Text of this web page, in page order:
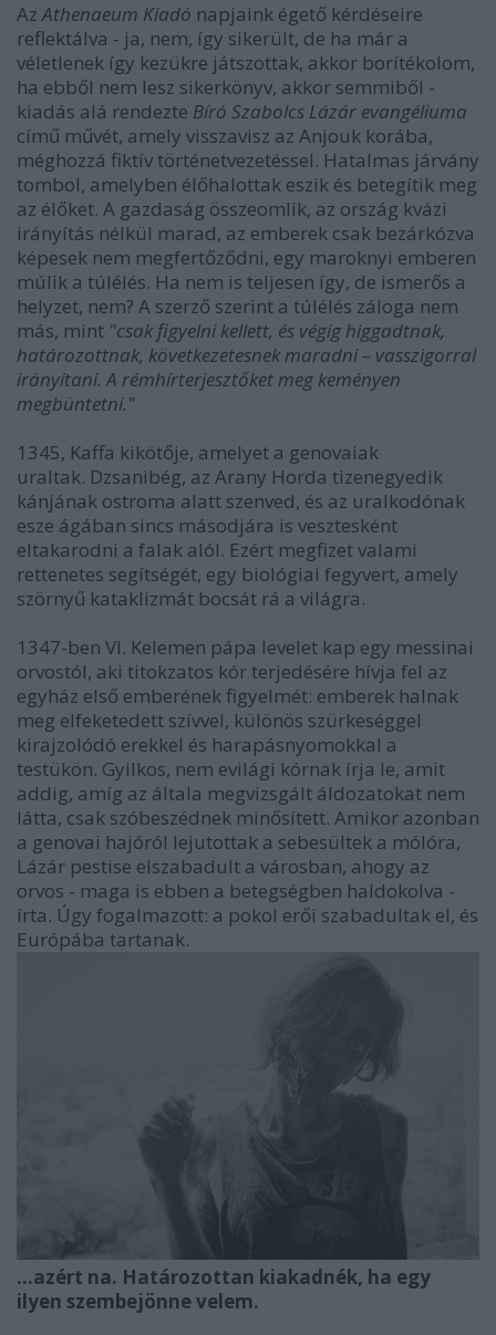
AzAthenaeum Kiadó napjaink égető kérdéseire
reflektálva - ja, nem, így sikerült, de ha már a
véletlenek így kezükre játszottak, akkor borítékolom,
ha ebből nem lesz sikerkönyv, akkor semmiből -
kiadás alá rendezte Bíró Szabolcs Lázár evangéliuma
című művét, amely visszavisz az Anjouk korába,
méghozzá fiktív történetvezetéssel. Hatalmas járvány
tombol, amelyben élőhalottak eszik és betegítik meg
az élőket. A gazdaság összeomlik, az ország kvázi
irányítás nélkül marad, az emberek csak bezárkózva
képesek nem megfertőződni, egy maroknyi emberen
múlik a túlélés. Ha nem is teljesen így, de ismerős a
helyzet, nem? A szerző szerint a túlélés záloga nem
más, mint "csak figyelni kellett, és végig higgadtnak,
határozottnak, következetesnek maradni – vasszigorral
irányítani. A rémhírterjesztőket meg keményen
megbüntetni."
1345, Kaffa kikötője, amelyet a genovaiak
uraltak. Dzsanibég, az Arany Horda tizenegyedik
kánjának ostroma alatt szenved, és az uralkodónak
esze ágában sincs másodjára is vesztesként
eltakarodni a falak alól. Ezért megfizet valami
rettenetes segítségét, egy biológiai fegyvert, amely
szörnyű kataklizmát bocsát rá a világra.
1347-ben VI. Kelemen pápa levelet kap egy messinai
orvostól, aki titokzatos kór terjedésére hívja fel az
egyház első emberének figyelmét: emberek halnak
meg elfeketedett szívvel, különös szürkeséggel
kirajzolódó erekkel és harapásnyomokkal a
testükön. Gyilkos, nem evilági kórnak írja le, amit
addig, amíg az általa megvizsgált áldozatokat nem
látta, csak szóbeszédnek minősített. Amikor azonban
a genovai hajóról lejutottak a sebesültek a mólóra,
Lázár pestise elszabadult a városban, ahogy az
orvos - maga is ebben a betegségben haldokolva -
írta. Úgy fogalmazott: a pokol erői szabadultak el, és
Európába tartanak.
...azért na. Határozottan kiakadnék, ha egy
ilyen szembejönne velem.